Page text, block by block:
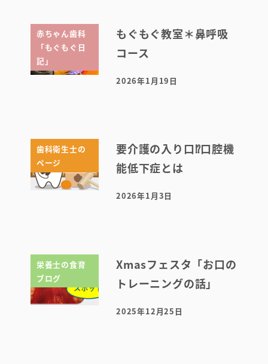
赤ちゃん歯科
「もぐもぐ日
記」
もぐもぐ教室＊鼻呼吸
コース
投稿日
2026年1月19日
歯科衛生士の
ページ
要介護の入り口⁉口腔機
能低下症とは
投稿日
2026年1月3日
栄養士の食育
ブログ
Xmasフェスタ「お口の
トレーニングの話」
投稿日
2025年12月25日